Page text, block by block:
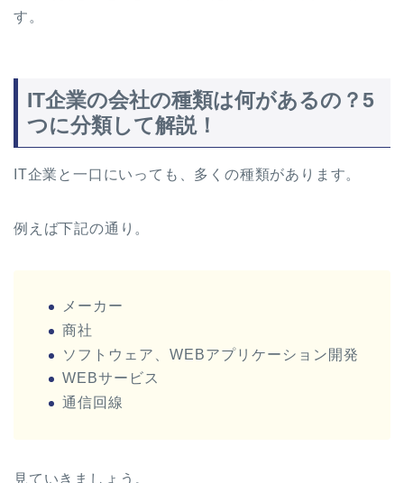
す。
IT企業の会社の種類は何があるの？5
つに分類して解説！
IT企業と一口にいっても、多くの種類があります。
例えば下記の通り。
メーカー
商社
ソフトウェア、WEBアプリケーション開発
WEBサービス
通信回線
見ていきましょう。